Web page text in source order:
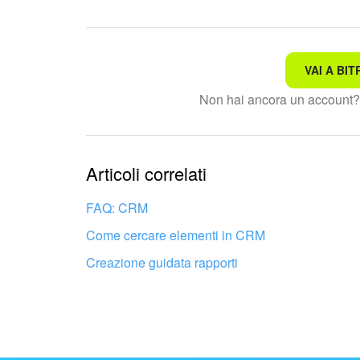
Non è quello che sto
VAI A
Non hai ancora un account?
Articoli correlati
FAQ: CRM
Come cercare elementi in CRM
Creazione guidata rapporti